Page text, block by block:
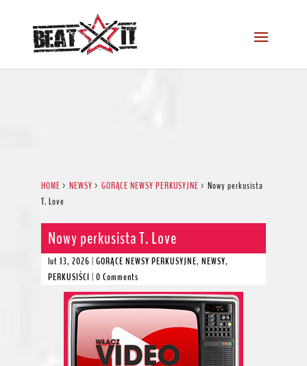
HOME > NEWSY > GORĄCE NEWSY PERKUSYJNE > Nowy perkusista
T. Love
Nowy perkusista T. Love
lut 13, 2026 | GORĄCE NEWSY PERKUSYJNE, NEWSY,
PERKUSIŚCI | 0 Comments